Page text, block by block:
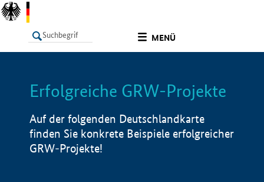
MENÜ
LISTE Info
Erfolgreiche GRW-Projekte
Auf der folgenden Deutschlandkarte
finden Sie konkrete Beispiele erfolgreicher
GRW-Projekte!